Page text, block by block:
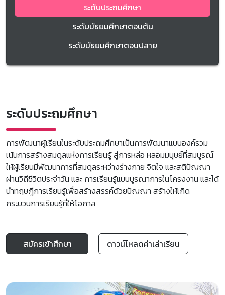
ระดับประถมศึกษา
ระดับมัธยมศึกษาตอนต้น
ระดับมัธยมศึกษาตอนปลาย
ระดับประถมศึกษา
การพัฒนาผู้เรียนในระดับประถมศึกษาเป็นการพัฒนาแบบองค์รวม
เน้นการสร้างสมดุลแห่งการเรียนรู้ สู่การหล่อ หลอมมนุษย์ที่สมบูรณ์
ให้ผู้เรียนมีพัฒนาการที่สมดุลระหว่างร่างกาย จิตใจ และสติปัญญา
ผ่านวิถีชีวิตประจำวัน และ การเรียนรู้แบบบูรณาการในโครงงาน และได้
นำทฤษฎีการเรียนรู้เพื่อสร้างสรรค์ด้วยปัญญา สร้างให้เกิด
กระบวนการเรียนรู้ที่ให้โอกาส
สมัครเข้าศึกษา ดาวน์โหลดค่าเล่าเรียน